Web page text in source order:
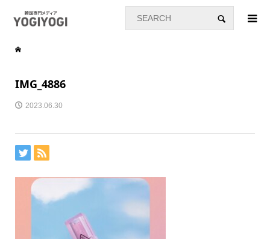
IMG_4886
2023.06.30